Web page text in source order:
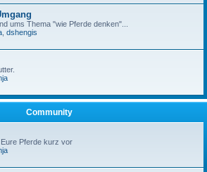
ums Thema "wie Pferde denken"...
dshengis
Community
Pferde kurz vor